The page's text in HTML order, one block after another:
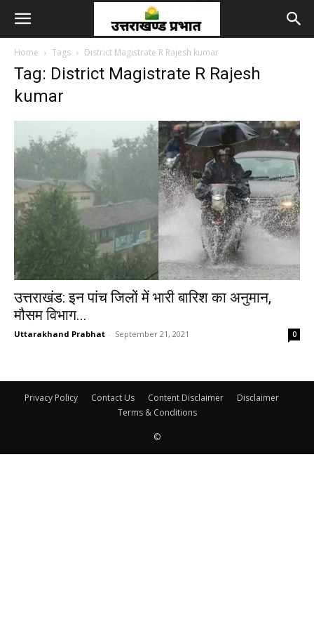
Home Tags District Magistrate R Rajesh kumar
Tag: District Magistrate R Rajesh
kumar
उत्तराखंड: इन पांच जिलों में भारी बारिश का अनुमान,
मौसम विभाग...
Uttarakhand Prabhat - September 21, 2021 0
Privacy Policy Contact Us Content Disclaimer
Disclaimer
Terms & Conditions
©